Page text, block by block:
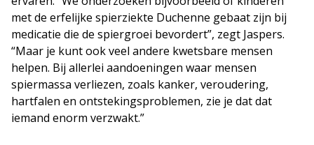
met de erfelijke spierziekte Duchenne gebaat zijn bij
medicatie die de spiergroei bevordert”, zegt Jaspers.
“Maar je kunt ook veel andere kwetsbare mensen
helpen. Bij allerlei aandoeningen waar mensen
spiermassa verliezen, zoals kanker, veroudering,
hartfalen en ontstekingsproblemen, zie je dat dat
iemand enorm verzwakt.”